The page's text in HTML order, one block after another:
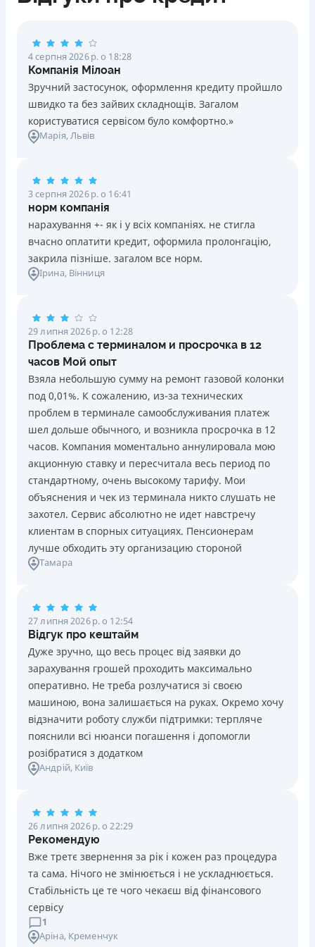
4 серпня 2026 р. о 18:28
Компанія Мілоан
Зручний застосунок, оформлення кредиту пройшло
швидко та без зайвих складнощів. Загалом
користуватися сервісом було комфортно.»
Марія, Львів
3 серпня 2026 р. о 16:41
норм компанія
нарахування +- як і у всіх компаніях. не стигла
вчасно оплатити кредит, оформила пролонгацію,
закрила пізніше. загалом все норм.
Ірина, Вінниця
29 липня 2026 р. о 12:28
Проблема с терминалом и просрочка в 12
часов Мой опыт
Взяла небольшую сумму на ремонт газовой колонки
под 0,01%. К сожалению, из-за технических
проблем в терминале самообслуживания платеж
шел дольше обычного, и возникла просрочка в 12
часов. Компания моментально аннулировала мою
акционную ставку и пересчитала весь период по
стандартному, очень высокому тарифу. Мои
объяснения и чек из терминала никто слушать не
захотел. Сервис абсолютно не идет навстречу
клиентам в спорных ситуациях. Пенсионерам
лучше обходить эту организацию стороной
Тамара
27 липня 2026 р. о 12:54
Відгук про кештайм
Дуже зручно, що весь процес від заявки до
зарахування грошей проходить максимально
оперативно. Не треба розлучатися зі своєю
машиною, вона залишається на руках. Окремо хочу
відзначити роботу служби підтримки: терпляче
пояснили всі нюанси погашення і допомогли
розібратися з додатком
Андрій, Київ
26 липня 2026 р. о 22:29
Рекомендую
Вже третє звернення за рік і кожен раз процедура
та сама. Нічого не змінюється і не ускладнюється.
Стабільність це те чого чекаєш від фінансового
сервісу
1
Аріна, Кременчук